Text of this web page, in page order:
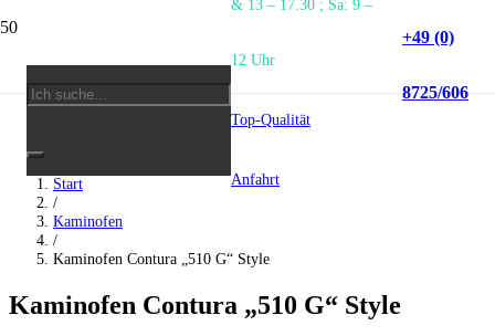
& 13 – 17.30 ; Sa: 9 –
12 Uhr
Top-Qualität
Anfahrt
+49 (0)
8725/606
Start
/
Kaminofen
/
Kaminofen Contura „510 G“ Style
Kaminofen Contura „510 G“ Style